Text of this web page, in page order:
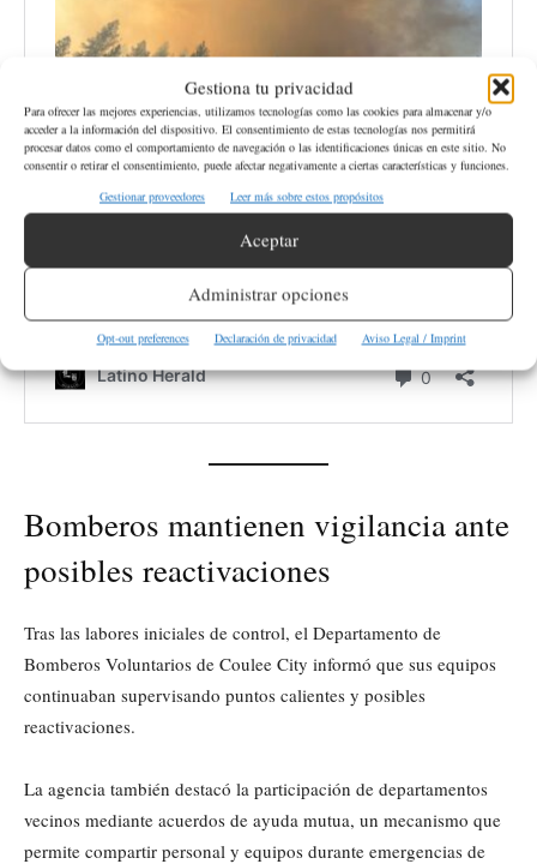
Gestiona tu privacidad
Para ofrecer las mejores experiencias, utilizamos tecnologías como las cookies para almacenar y/o
acceder a la información del dispositivo. El consentimiento de estas tecnologías nos permitirá
procesar datos como el comportamiento de navegación o las identificaciones únicas en este sitio. No
consentir o retirar el consentimiento, puede afectar negativamente a ciertas características y funciones.
Gestionar proveedores
Leer más sobre estos propósitos
Aceptar
Administrar opciones
Opt-out preferences Declaración de privacidad Aviso Legal / Imprint
Bomberos mantienen vigilancia ante
posibles reactivaciones
Tras las labores iniciales de control, el Departamento de
Bomberos Voluntarios de Coulee City informó que sus equipos
continuaban supervisando puntos calientes y posibles
reactivaciones.
La agencia también destacó la participación de departamentos
vecinos mediante acuerdos de ayuda mutua, un mecanismo que
permite compartir personal y equipos durante emergencias de